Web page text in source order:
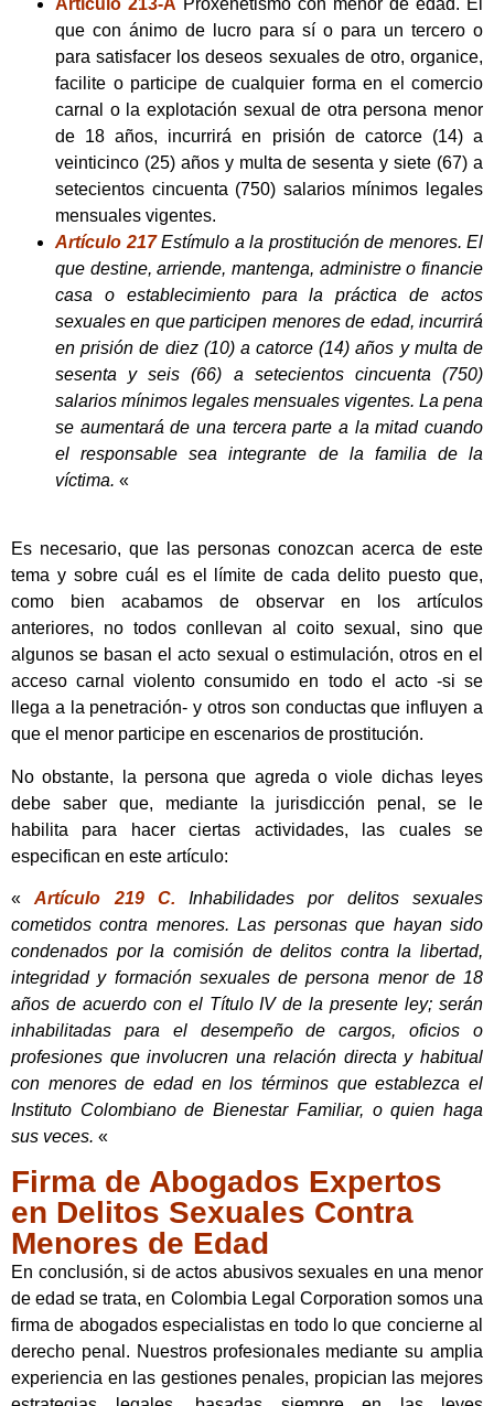
Artículo 213-A Proxenetismo con menor de edad. El
que con ánimo de lucro para sí o para un tercero o
para satisfacer los deseos sexuales de otro, organice,
facilite o participe de cualquier forma en el comercio
carnal o la explotación sexual de otra persona menor
de 18 años, incurrirá en prisión de catorce (14) a
veinticinco (25) años y multa de sesenta y siete (67) a
setecientos cincuenta (750) salarios mínimos legales
mensuales vigentes.
Artículo 217Estímulo a la prostitución de menores. El
que destine, arriende, mantenga, administre o financie
casa o establecimiento para la práctica de actos
sexuales en que participen menores de edad, incurrirá
en prisión de diez (10) a catorce (14) años y multa de
sesenta y seis (66) a setecientos cincuenta (750)
salarios mínimos legales mensuales vigentes. La pena
se aumentará de una tercera parte a la mitad cuando
el responsable sea integrante de la familia de la
víctima. «
Es necesario, que las personas conozcan acerca de este
tema y sobre cuál es el límite de cada delito puesto que,
como bien acabamos de observar en los artículos
anteriores, no todos conllevan al coito sexual, sino que
algunos se basan el acto sexual o estimulación, otros en el
acceso carnal violento consumido en todo el acto -si se
llega a la penetración- y otros son conductas que influyen a
que el menor participe en escenarios de prostitución.
No obstante, la persona que agreda o viole dichas leyes
debe saber que, mediante la jurisdicción penal, se le
habilita para hacer ciertas actividades, las cuales se
especifican en este artículo:
« Artículo 219 C. Inhabilidades por delitos sexuales
cometidos contra menores. Las personas que hayan sido
condenados por la comisión de delitos contra la libertad,
integridad y formación sexuales de persona menor de 18
años de acuerdo con el Título IV de la presente ley; serán
inhabilitadas para el desempeño de cargos, oficios o
profesiones que involucren una relación directa y habitual
con menores de edad en los términos que establezca el
Instituto Colombiano de Bienestar Familiar, o quien haga
sus veces. «
Firma de Abogados Expertos
en Delitos Sexuales Contra
Menores de Edad
En conclusión, si de actos abusivos sexuales en una menor
de edad se trata, en Colombia Legal Corporation somos una
firma de abogados especialistas en todo lo que concierne al
derecho penal. Nuestros profesionales mediante su amplia
experiencia en las gestiones penales, propician las mejores